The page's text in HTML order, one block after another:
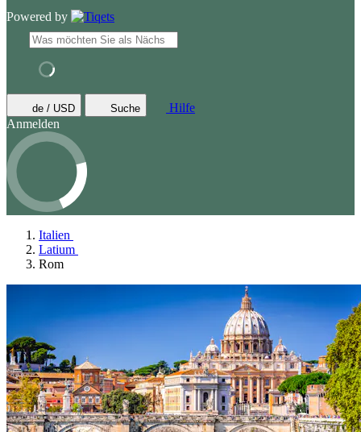
Powered by
de / USD Suche
Hilfe
Anmelden
Italien
Latium
Rom